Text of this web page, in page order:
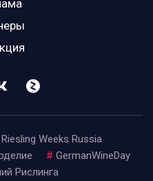
Riesling Weeks Russia
# GermanWineDay
Рислинга